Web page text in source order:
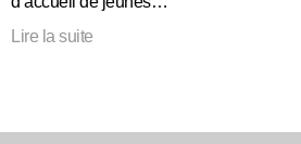
Lire la suite